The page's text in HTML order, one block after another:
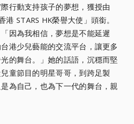
行動支持孩子的夢想，獲授由
STARS HK榮譽大使」頭銜。
因為我相信，夢想是不能延遲
港少兒藝能的交流平台，讓更多
的舞台。」她的話語，沉穩而堅
童節目的明星哥哥，到跨足製
為自己，也為下一代的舞台，親